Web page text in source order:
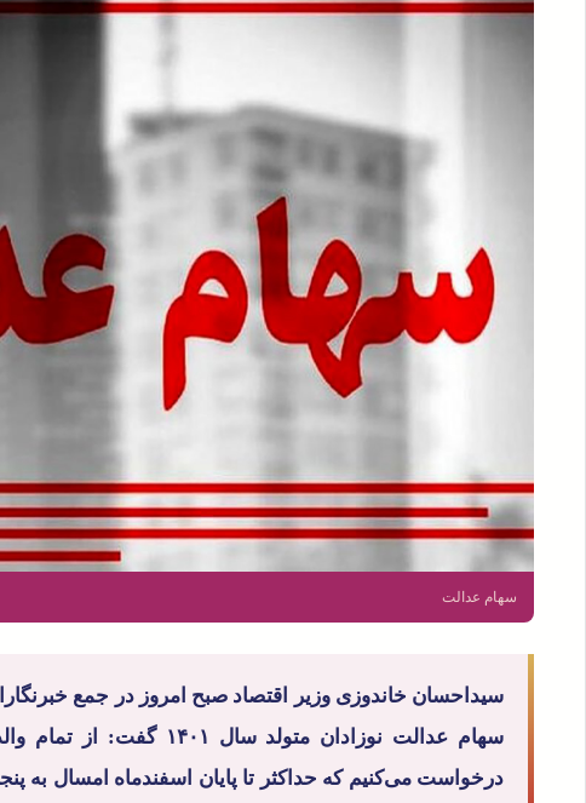
سهام عدالت
سیداحسان خاندوزی وزیر اقتصاد صبح امروز در جمع
درخواست می‌کنیم که حداکثر تا پایان اسفندماه امسال به